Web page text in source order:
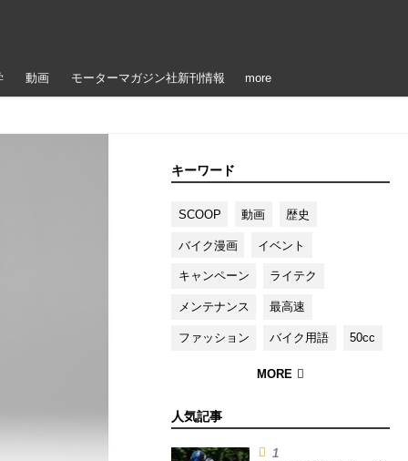
動画 モーターマガジン社新刊情報 more
キーワード
SCOOP 動画 歴史
バイク漫画 イベント
キャンペーン ライテク
メンテナンス 最高速
ファッション バイク用語 50cc
人気記事